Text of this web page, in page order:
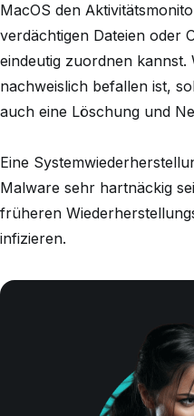
MacOS den
verdächtigen Dateien oder
eindeutig zuordnen kannst.
nachweislich befallen ist,
auch eine Löschung und
Eine
Malware sehr hartnäckig
früheren
infizieren.